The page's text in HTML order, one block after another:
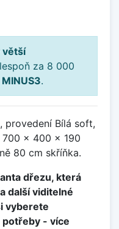
větší
za 8 000
MINUS3.
provedení Bílá soft,
700 x 400 x 190
80 cm skříňka.
dřezu, která
další viditelné
vyberete
- více